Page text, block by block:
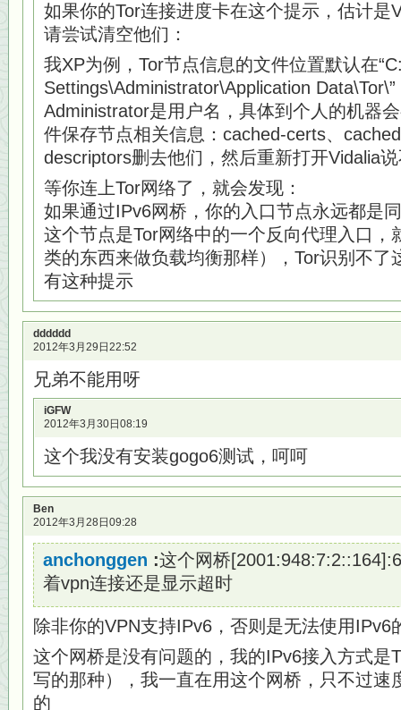
如果你的Tor连接进度卡在这个提示，估计是
请尝试清空他们：
我XP为例，Tor节点信息的文件位置默认在
Settings\Administrator\Application
Administrator是用户名，具体到个人的机器
件保存节点相关信息：cached-certs、
descriptors删去他们，然后重新打开Vidalia
等你连上Tor网络了，就会发现：
如果通过IPv6网桥，你的入口节点永远都是
这个节点是Tor网络中的一个反向代理入口，
类的东西来做负载均衡那样），Tor识别不了
有这种提示
dddddd
2012年3月29日22:52
兄弟不能用呀
iGFW
2012年3月30日08:19
这个我没有安装gogo6测试，呵呵
Ben
2012年3月28日09:28
anchonggen :这个网桥
着vpn连接还是显示超时
除非你的VPN支持IPv6，否则是无法使用IPv6
这个网桥是没有问题的，我的IPv6接入方式是
写的那种），我一直在用这个网桥，只不过速
的